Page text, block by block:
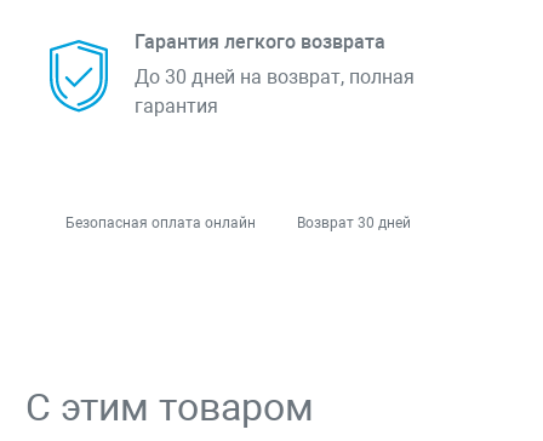
Гарантия легкого возврата
До 30 дней на возврат, полная
гарантия
Безопасная оплата онлайн Возврат 30 дней
С этим товаром